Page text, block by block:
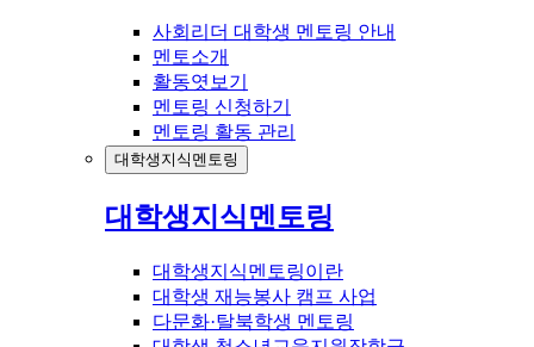
사회리더 대학생 멘토링 안내
멘토소개
활동엿보기
멘토링 신청하기
멘토링 활동 관리
대학생지식멘토링
대학생지식멘토링
대학생지식멘토링이란
대학생 재능봉사 캠프 사업
다문화·탈북학생 멘토링